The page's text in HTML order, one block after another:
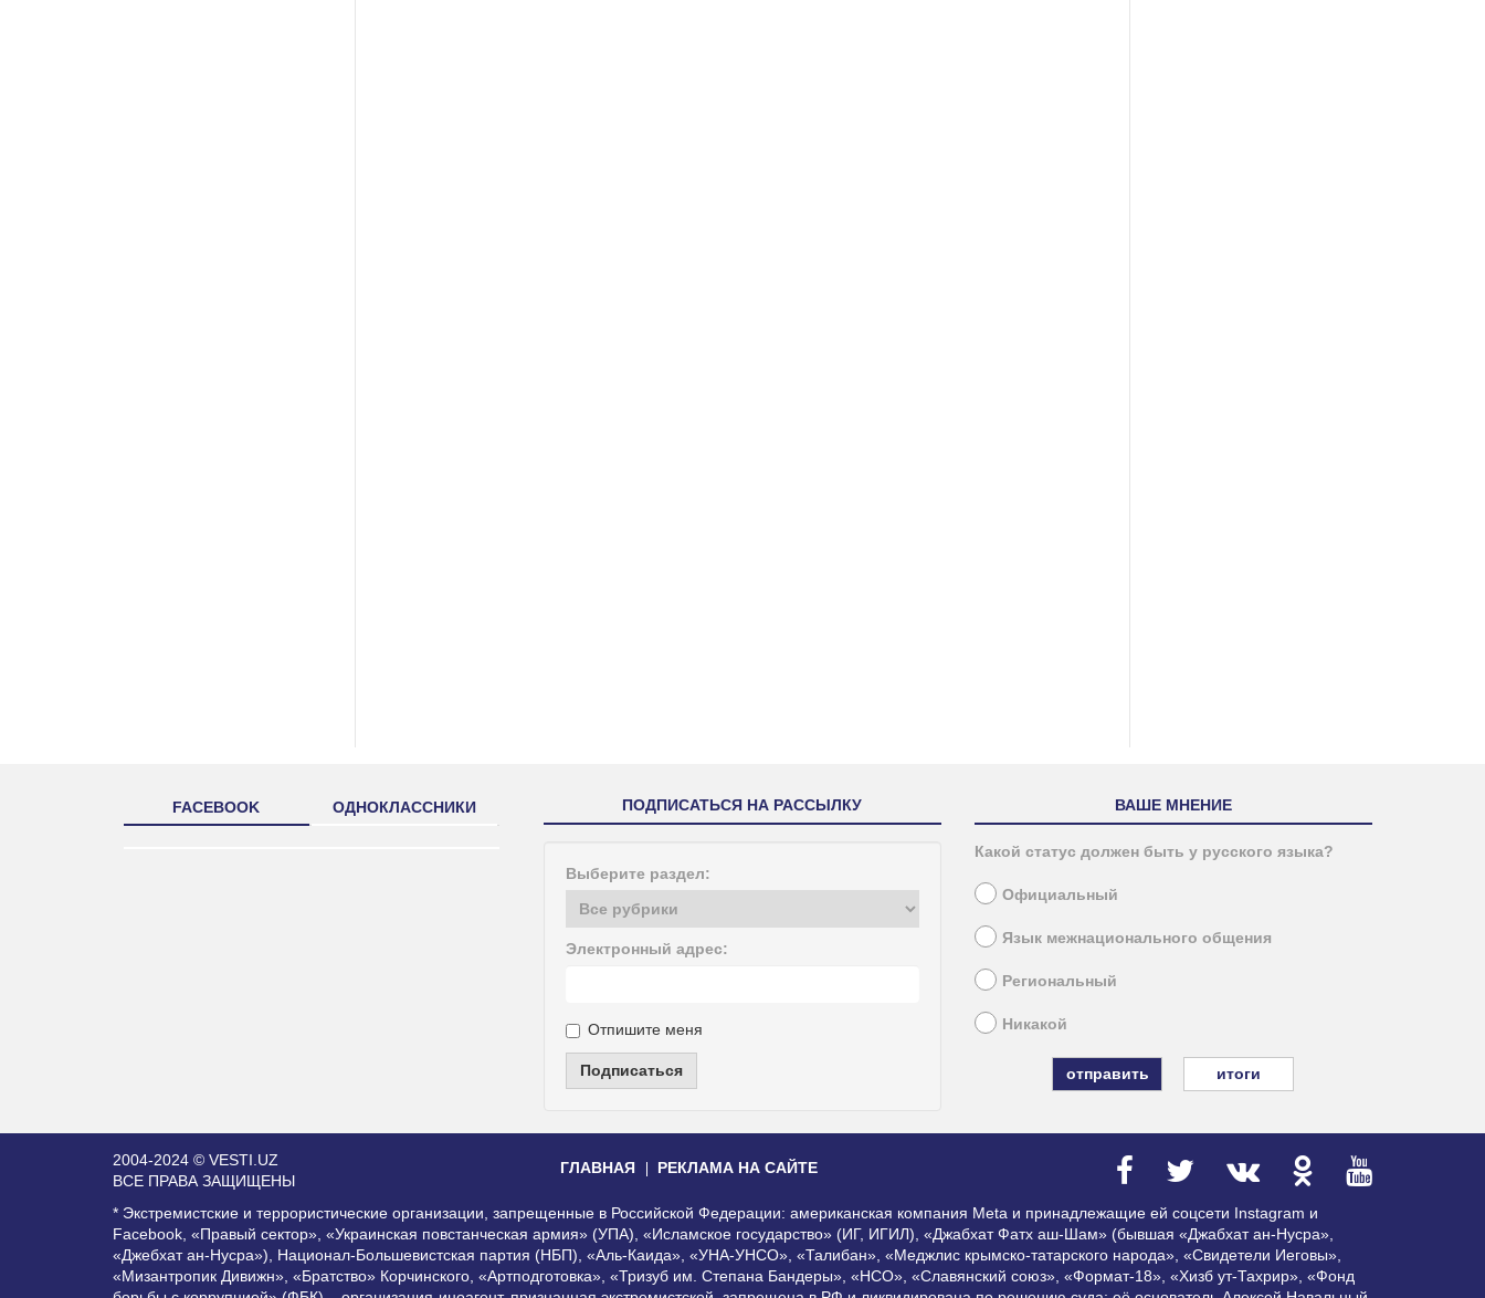
FACEBOOK ОДНОКЛАССНИКИ ПОДПИСАТЬСЯ НА РАССЫЛКУ
Выберите раздел:
Электронный адрес:
Отпишите меня
Подписаться
ВАШЕ МНЕНИЕ
Какой статус должен быть у русского языка?
Официальный
Язык межнационального общения
Региональный
Никакой
итоги
2004-2024 © VESTI.UZ
ВСЕ ПРАВА ЗАЩИЩЕНЫ
ГЛАВНАЯ РЕКЛАМА НА САЙТЕ
* Экстремистские и террористические организации, запрещенные в Российской Федерации: американская компания Meta и принадлежащие ей соцсети Instagram и
Facebook, «Правый сектор», «Украинская повстанческая армия» (УПА), «Исламское государство» (ИГ, ИГИЛ), «Джабхат Фатх аш-Шам» (бывшая «Джабхат ан-Нусра»,
«Джебхат ан-Нусра»), Национал-Большевистская партия (НБП), «Аль-Каида», «УНА-УНСО», «Талибан», «Меджлис крымско-татарского народа», «Свидетели Иеговы»,
«Мизантропик Дивижн», «Братство» Корчинского, «Артподготовка», «Тризуб им. Степана Бандеры», «НСО», «Славянский союз», «Формат-18», «Хизб ут-Тахрир», «Фонд